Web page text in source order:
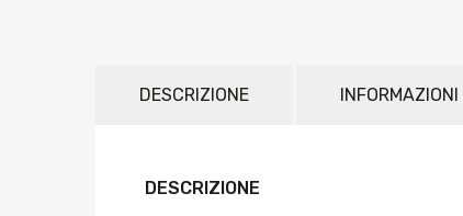
DESCRIZIONE
DESCRIZIONE